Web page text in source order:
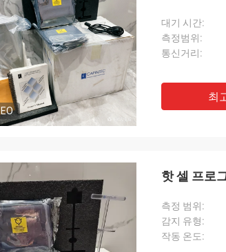
대기 시간:
측정범위:
통신거리:
최
핫 셀 프로
측정 범위:
감지 유형:
작동 온도: